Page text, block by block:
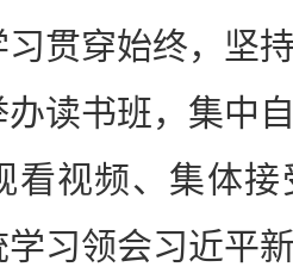
穿始终，坚持
读书班，集中
看视频、集体
习领会习近平